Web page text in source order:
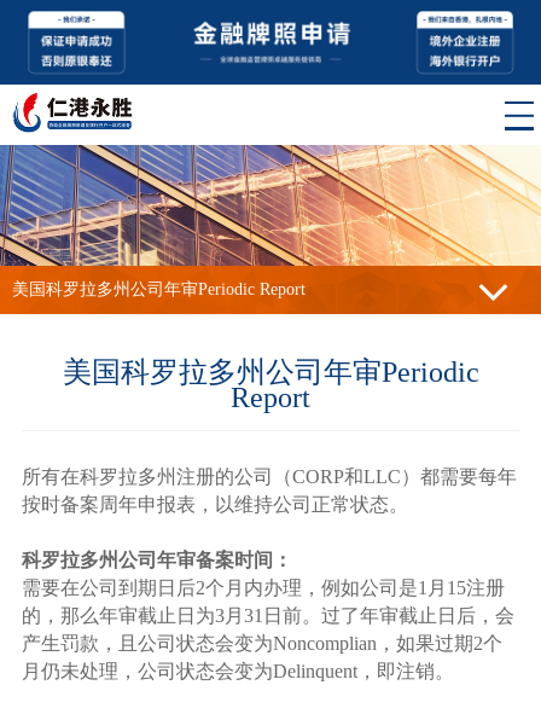
美国科罗拉多州公司年审Periodic Report
美国科罗拉多州公司年审Periodic
Report
所有在科罗拉多州注册的公司（CORP和LLC）都需要每年
按时备案周年申报表，以维持公司正常状态。
科罗拉多州公司年审备案时间：
需要在公司到期日后2个月内办理，例如公司是1月15注册
的，那么年审截止日为3月31日前。过了年审截止日后，会
产生罚款，且公司状态会变为Noncomplian，如果过期2个
月仍未处理，公司状态会变为Delinquent，即注销。